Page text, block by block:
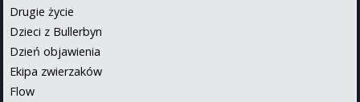
Drugie życie
Dzieci z Bullerbyn
Dzień objawienia
Ekipa zwierzaków
Flow